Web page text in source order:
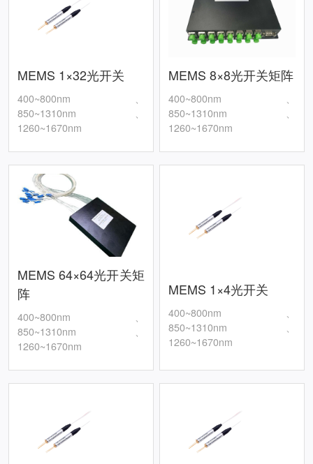
MEMS 1×32光开关
400~800nm、
850~1310nm、
1260~1670nm
MEMS 8×8光开关矩阵
400~800nm、
850~1310nm、
1260~1670nm
MEMS 64×64光开关矩
阵
400~800nm、
850~1310nm、
1260~1670nm
MEMS 1×4光开关
400~800nm、
850~1310nm、
1260~1670nm